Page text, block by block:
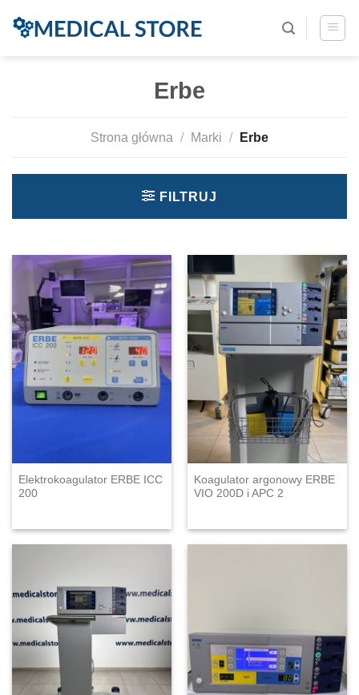
Erbe
Strona główna / Marki / Erbe
FILTRUJ
Elektrokoagulator ERBE ICC
200
Koagulator argonowy ERBE
VIO 200D i APC 2